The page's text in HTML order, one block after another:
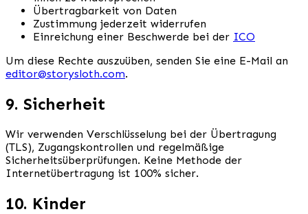
Übertragbarkeit von Daten
Zustimmung jederzeit widerrufen
Einreichung einer Beschwerde bei der ICO
Um diese Rechte auszuüben, senden Sie eine E-Mail an
editor@storysloth.com.
9. Sicherheit
Wir verwenden Verschlüsselung bei der Übertragung
(TLS), Zugangskontrollen und regelmäßige
Sicherheitsüberprüfungen. Keine Methode der
Internetübertragung ist 100% sicher.
10. Kinder